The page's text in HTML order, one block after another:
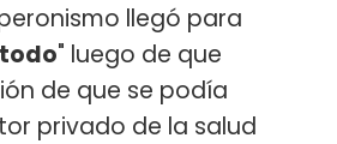
llegó para
" luego de que
de que se podía
privado de la salud